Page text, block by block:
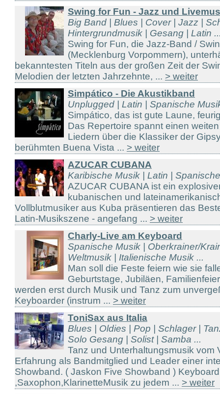
Swing for Fun - Jazz und
Big Band | Blues | Cover | Jazz |
Hintergrundmusik | Gesang | Latin
Swing for Fun, die Jazz-Band /
(Mecklenburg Vorpommern),
bekanntesten Titeln aus der großen Zeit der
Melodien der letzten Jahrzehnte, ... > weiter
Simpático - Die Akustikband
Unplugged | Latin | Spanische
Simpático, das ist gute Laune,
Das Repertoire spannt einen
Liedern über die Klassiker der
berühmten Buena Vista ... > weiter
AZUCAR CUBANA
Karibische Musik | Latin |
AZUCAR CUBANA ist ein
kubanischen und
Vollblutmusiker aus Kuba präsentieren das
Latin-Musikszene - angefang ... > weiter
Charly-Live am Keyboard
Spanische Musik | Oberkrainer/
Weltmusik | Italienische Musik ...
Man soll die Feste feiern wie sie
Geburtstage, Jubiläen,
werden erst durch Musik und Tanz zum
Keyboarder (instrum ... > weiter
ToniSax aus Italia
Blues | Oldies | Pop | Schlager |
Solo Gesang | Solist | Samba ...
Tanz und Unterhaltungsmusik vom
Erfahrung als Bandmitglied und Leader einer
Showband. ( Jaskon Five Showband )
,Saxophon,KlarinetteMusik zu jedem ... > weiter